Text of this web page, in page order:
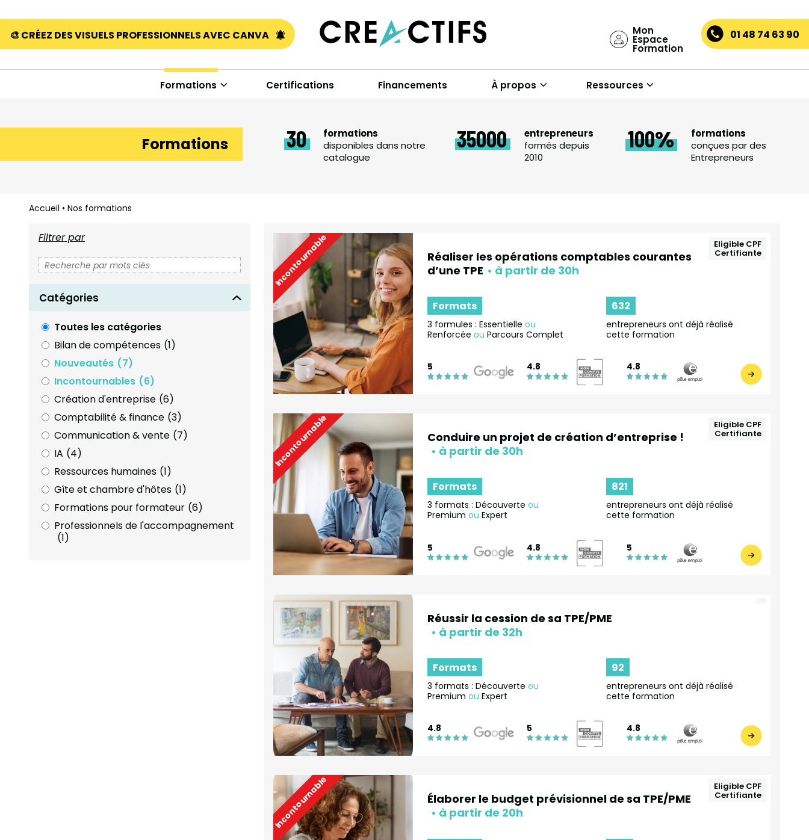
Mon
Espace
Formation
01 48 74 63 90
🎨 CRÉEZ DES VISUELS PROFESSIONNELS AVEC CANVA
Formations Certifications Financements À propos Ressources
Formations 30
formations
disponibles dans notre
catalogue
35000
entrepreneurs
formés depuis
2010
100
formations
conçues par des
Entrepreneurs
Accueil • Nos formations
Filtrer par
Catégories
Toutes les catégories
Bilan de compétences (1)
Nouveautés (7)
Incontournables (6)
Création d'entreprise (6)
Comptabilité & finance (3)
Communication & vente (7)
IA (4)
Ressources humaines (1)
Gîte et chambre d'hôtes (1)
Formations pour formateur (6)
Professionnels de l'accompagnement
(1)
Incontournable Eligible CPF
Certifiante
Réaliser les opérations comptables courantes
d’une TPE
Formats
3 formules : Essentielle ou
Renforcée ou Parcours Complet
632
entrepreneurs ont déjà réalisé
cette formation
5 4.8 4.8
Incontournable Eligible CPF
Certifiante
Conduire un projet de création d’entreprise !
Formats
3 formats : Découverte ou
Premium ou Expert
821
entrepreneurs ont déjà réalisé
cette formation
5 4.8 5
Réussir la cession de sa TPE/PME
Formats
3 formats : Découverte ou
Premium ou Expert
92
entrepreneurs ont déjà réalisé
cette formation
4.8 5 4.8
Incontournable Eligible CPF
Certifiante
Élaborer le budget prévisionnel de sa TPE/PME